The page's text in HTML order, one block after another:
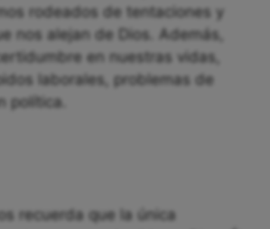
rodeados de tentaciones y
nos alejan de Dios. Además,
en nuestras vidas,
laborales, problemas de
política.
recuerda que la única